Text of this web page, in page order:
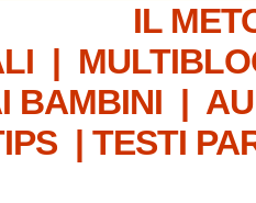
IL
|
BAMBINI |
| TESTI